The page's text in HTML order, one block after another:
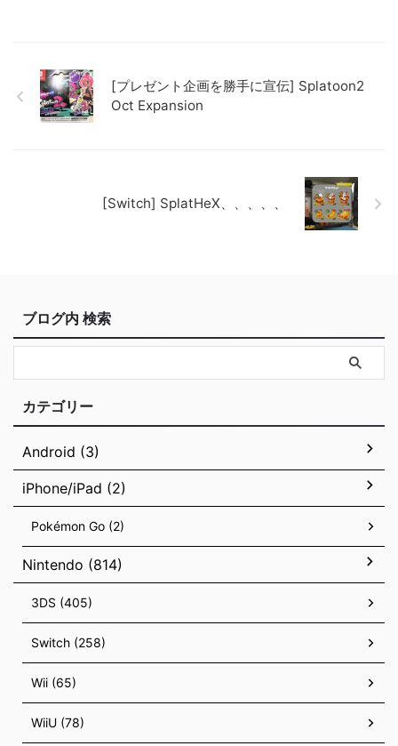
[プレゼント企画を勝手に宣伝] Splatoon2
Oct Expansion
[Switch] SplatHeX、、、、、
ブログ内 検索
カテゴリー
Android (3)
iPhone/iPad (2)
Pokémon Go (2)
Nintendo (814)
3DS (405)
Switch (258)
Wii (65)
WiiU (78)